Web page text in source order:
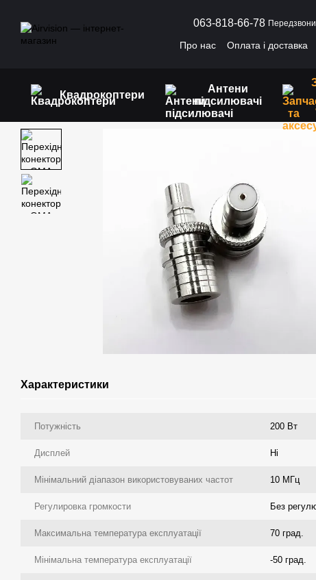
063-818-66-78
Про нас Оплата і доставка
Квадрокоптери
Антени
підсилювачі
Характеристики
Потужність 200 Вт
Дисплей Ні
Мінімальний діапазон використовуваних частот 10 МГц
Регулировка громкости Без
Максимальна температура експлуатації 70 град.
Мінімальна температура експлуатації -50 град.